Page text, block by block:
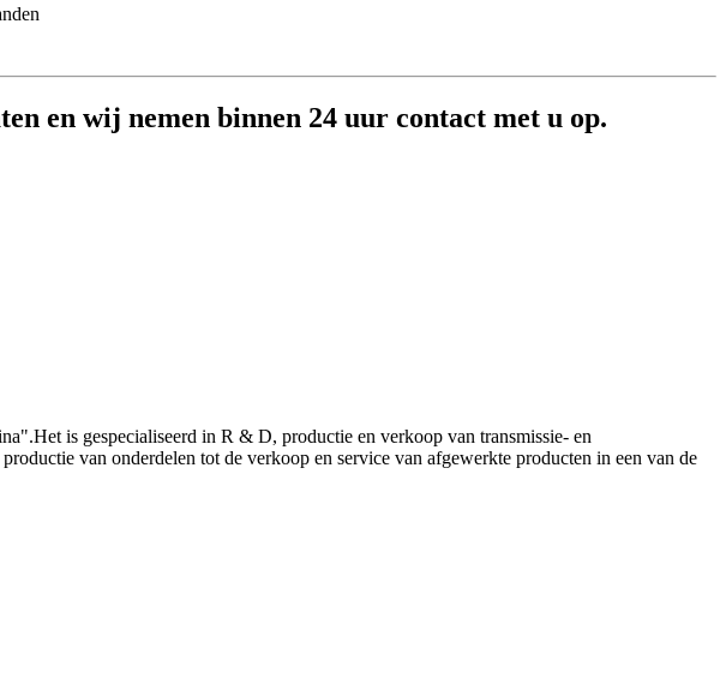
en wij nemen binnen 24 uur contact met u op.
is gespecialiseerd in R & D, productie en verkoop van transmissie- en
van onderdelen tot de verkoop en service van afgewerkte producten in een van de